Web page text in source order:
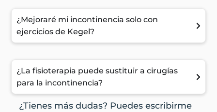
¿Mejoraré mi incontinencia solo con
ejercicios de Kegel?
¿La fisioterapia puede sustituir a cirugías
para la incontinencia?
¿Tienes más dudas? Puedes escribirme